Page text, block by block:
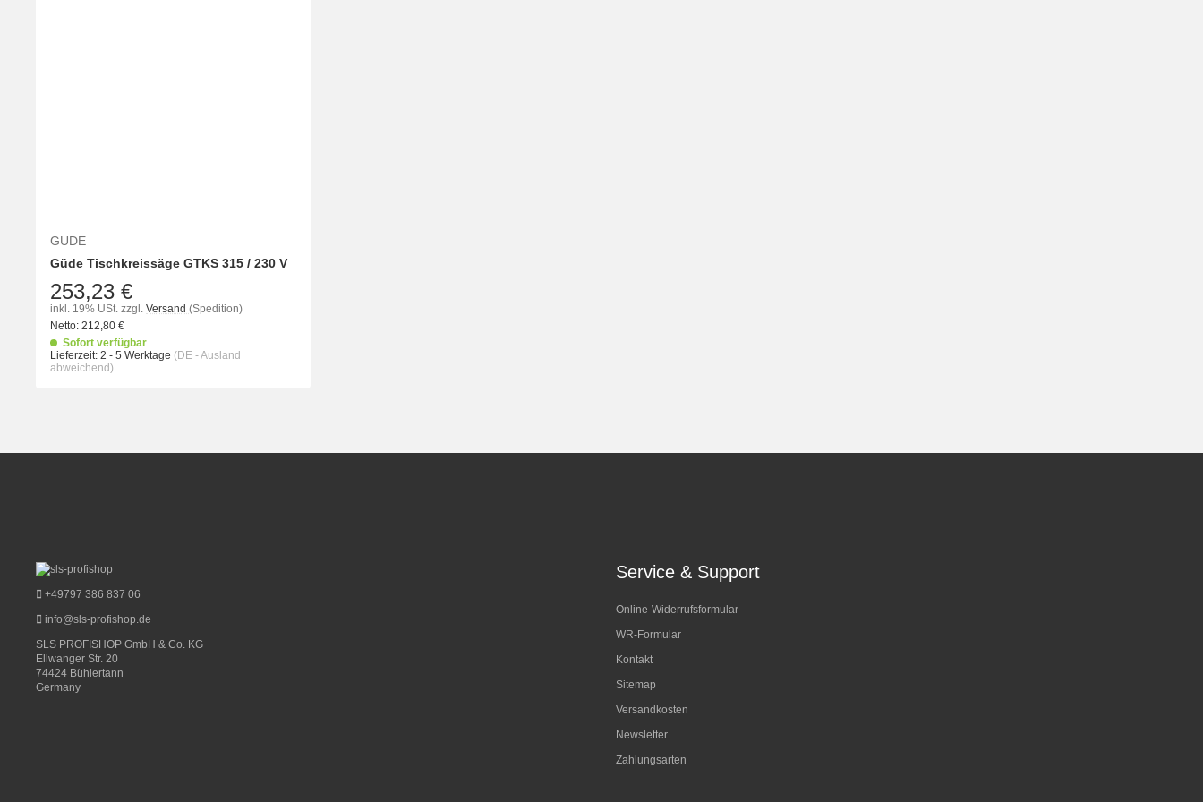
GÜDE
Güde Tischkreissäge GTKS 315 / 230 V
253,23 €
inkl. 19% USt. zzgl. Versand (Spedition)
Netto: 212,80 €
Sofort verfügbar
Lieferzeit: 2 - 5 Werktage (DE - Ausland
abweichend)
+49797 386 837 06
info@sls-profishop.de
SLS PROFISHOP GmbH & Co. KG
Ellwanger Str. 20
74424 Bühlertann
Germany
Service & Support
Online-Widerrufsformular
WR-Formular
Kontakt
Sitemap
Versandkosten
Newsletter
Zahlungsarten